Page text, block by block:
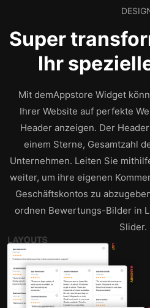
Super
Ihr
Mit demAppstore Widget
Ihrer Website auf perfekte
Header anzeigen. Der
einem Sterne, Gesamtzahl
Unternehmen. Leiten Sie
weiter, um ihre eigenen
Geschäftskontos zu
ordnen Bewertungs-Bilder in
Slider.